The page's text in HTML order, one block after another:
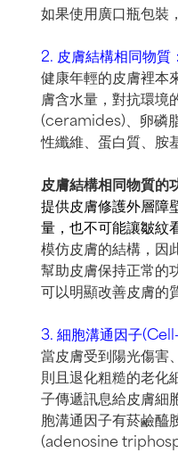
如果使用廣口瓶包裝
2. 皮膚結構相同物質：
健康年輕的皮膚裡本
膚含水量，對抗環
(ceramides)、卵磷
性纖維、蛋白質、胺
皮膚結構相同物質的
提供皮膚修護外層
量，也不可能讓皺紋
模仿皮膚的結構，因
幫助皮膚保持正常的
可以明顯改善皮膚的
3. 細胞溝通因子
當皮膚受到陽光傷害
則且退化粗糙的老化
子傳遞訊息給皮膚細
胞溝通因子有菸鹼
(adenosine